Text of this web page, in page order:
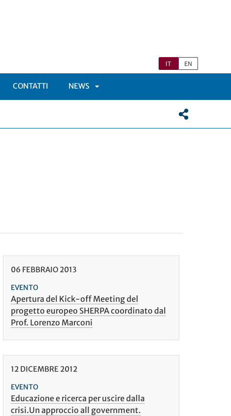
IT EN
CONTATTI NEWS
06 FEBBRAIO 2013
EVENTO
Apertura del Kick-off Meeting del
progetto europeo SHERPA coordinato dal
Prof. Lorenzo Marconi
12 DICEMBRE 2012
EVENTO
Educazione e ricerca per uscire dalla
crisi.Un approccio all government.